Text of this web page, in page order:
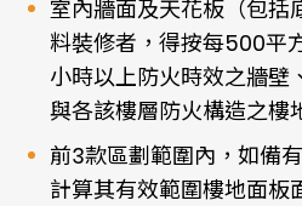
室內牆面及天花板（包括
料裝修者，得按每500平
小時以上防火時效之牆壁
與各該樓層防火構造之樓
前3款區劃範圍內，如備
計算其有效範圍樓地面板